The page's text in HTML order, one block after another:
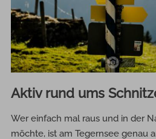
Aktiv rund ums
Wer einfach mal raus und in der
möchte, ist am Tegernsee genau